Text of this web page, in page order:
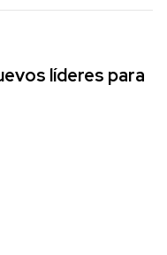
líderes para